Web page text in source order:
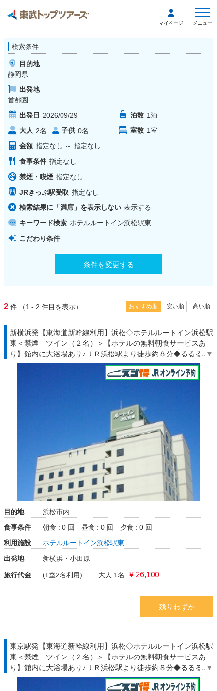
マイページ メニュー
検索条件
目的地
静岡県
出発地
首都圏
出発日 2026/09/29 泊数 1泊
大人 2名 子供 0名 室数 1室
金額 指定なし ～ 指定なし
食事条件 指定なし
禁煙・喫煙 指定なし
JRきっぷ駅受取 指定なし
検索結果に「満席」を表示しない 表示する
キーワード検索 ホテルルートイン浜松駅東
こだわり条件
条件を変更する
2 件 （1 - 2 件目を表示） おすすめ順 安い順 高い順
新横浜発【東海道新幹線利用】浜松◇ホテルルートイン浜松駅
東＜禁煙 ツイン（２名）＞【ホテルの無料朝食サービスあ
り】館内に大浴場あり♪ＪＲ浜松駅より徒歩約８分◆るるる◇
ＪＲきっぷ駅受取
目的地
浜松市内
食事条件
朝食 : 0 回 昼食 : 0 回
夕食 : 0 回
利用施設
ホテルルートイン浜松駅東
出発地
新横浜・小田原
旅行代金 (1室2名利用) 大人 1名 ¥ 26,100
残りわずか
東京駅発【東海道新幹線利用】浜松◇ホテルルートイン浜松駅
東＜禁煙 ツイン（２名）＞【ホテルの無料朝食サービスあ
り】館内に大浴場あり♪ＪＲ浜松駅より徒歩約８分◆るるる◇
ＪＲきっぷ駅受取